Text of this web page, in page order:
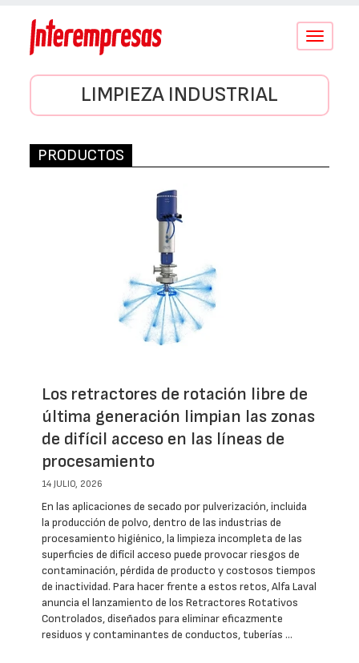
Conmutar
LIMPIEZA INDUSTRIAL
PRODUCTOS
Los retractores de rotación libre de
última generación limpian las zonas
de difícil acceso en las líneas de
procesamiento
14 JULIO, 2026
En las aplicaciones de secado por pulverización, incluida
la producción de polvo, dentro de las industrias de
procesamiento higiénico, la limpieza incompleta de las
superficies de difícil acceso puede provocar riesgos de
contaminación, pérdida de producto y costosos tiempos
de inactividad. Para hacer frente a estos retos, Alfa Laval
anuncia el lanzamiento de los Retractores Rotativos
Controlados, diseñados para eliminar eficazmente
residuos y contaminantes de conductos, tuberías …